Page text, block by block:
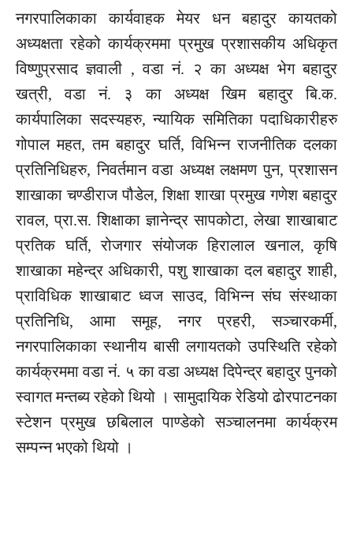
नगरपालिकाका कार्यवाहक मेयर धन बहादुर कायतको
अध्यक्षता रहेको कार्यक्रममा प्रमुख प्रशासकीय अधिकृत
विष्णुप्रसाद ज्ञवाली , वडा नं. २ का अध्यक्ष भेग बहादुर
खत्री, वडा नं. ३ का अध्यक्ष खिम बहादुर बि.क.
कार्यपालिका सदस्यहरु, न्यायिक समितिका पदाधिकारीहरु
गोपाल महत, तम बहादुर घर्ति, विभिन्न राजनीतिक दलका
प्रतिनिधिहरु, निवर्तमान वडा अध्यक्ष लक्षमण पुन, प्रशासन
शाखाका चण्डीराज पौडेल, शिक्षा शाखा प्रमुख गणेश बहादुर
रावल, प्रा.स. शिक्षाका ज्ञानेन्द्र सापकोटा, लेखा शाखाबाट
प्रतिक घर्ति, रोजगार संयोजक हिरालाल खनाल, कृषि
शाखाका महेन्द्र अधिकारी, पशु शाखाका दल बहादुर शाही,
प्राविधिक शाखाबाट ध्वज साउद, विभिन्न संघ संस्थाका
प्रतिनिधि, आमा समूह, नगर प्रहरी, सञ्चारकर्मी,
नगरपालिकाका स्थानीय बासी लगायतको उपस्थिति रहेको
कार्यक्रममा वडा नं. ५ का वडा अध्यक्ष दिपेन्द्र बहादुर पुनको
स्वागत मन्तब्य रहेको थियो । सामुदायिक रेडियो ढोरपाटनका
स्टेशन प्रमुख छबिलाल पाण्डेको सञ्चालनमा कार्यक्रम
सम्पन्न भएको थियो ।